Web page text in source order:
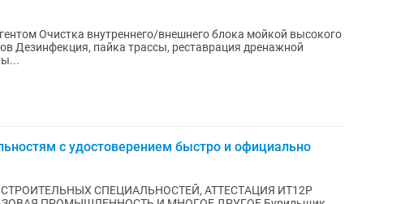
высокого
с удостоверением быстро и официально
CПEЦИАЛЬНОСTЕЙ, АТТEСТAЦИЯ ИТ12P